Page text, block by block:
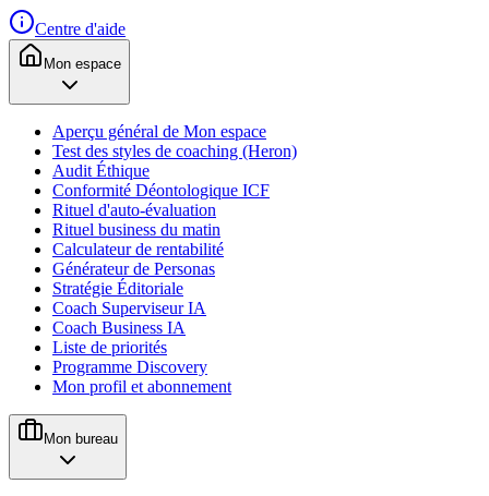
Centre d'aide
Mon espace
Aperçu général de Mon espace
Test des styles de coaching (Heron)
Audit Éthique
Conformité Déontologique ICF
Rituel d'auto-évaluation
Rituel business du matin
Calculateur de rentabilité
Générateur de Personas
Stratégie Éditoriale
Coach Superviseur IA
Coach Business IA
Liste de priorités
Programme Discovery
Mon profil et abonnement
Mon bureau